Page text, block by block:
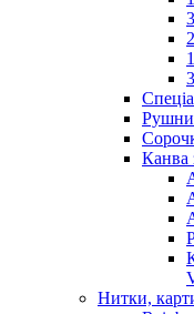
Канва
Нитки,